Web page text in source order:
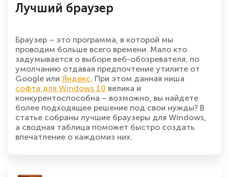
Лучший браузер
Браузер – это программа, в которой мы
проводим больше всего времени. Мало кто
задумывается о выборе веб-обозревателя, по
умолчанию отдавая предпочтение утилите от
Google или Яндекс. При этом данная ниша
софта для Windows 10 велика и
конкурентоспособна – возможно, вы найдете
более подходящее решение под свои нужды? В
статье собраны лучшие браузеры для Windows,
а сводная таблица поможет быстро создать
впечатление о каждомиз них.